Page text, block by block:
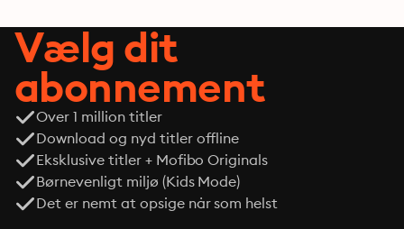
Vælg dit
abonnement
Over 1 million titler
Download og nyd titler offline
Eksklusive titler + Mofibo Originals
Børnevenligt miljø (Kids Mode)
Det er nemt at opsige når som helst